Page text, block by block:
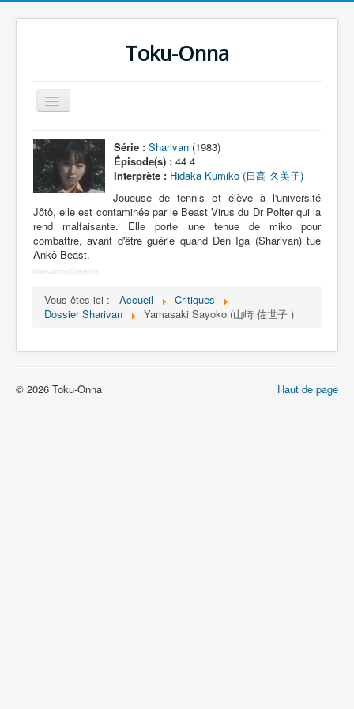
Toku-Onna
Basculer
la
Accueil
Toku-Actrices
Toku-Critiques
Séries
Films
COSAA
Dessins
Lexique
Série : Sharivan (1983)
Épisode(s) : 44 4
Interprète : Hidaka Kumiko (日高 久美子)
Joueuse de tennis et élève à l'université
Jôtô, elle est contaminée par le Beast Virus du Dr Polter qui la
rend malfaisante. Elle porte une tenue de miko pour
combattre, avant d'être guérie quand Den Iga (Sharivan) tue
Ankô Beast.
More Joomla Extensions
Vous êtes ici : Accueil
Critiques
Dossier Sharivan
Yamasaki Sayoko (山崎 佐世子 )
Haut de page
© 2026 Toku-Onna